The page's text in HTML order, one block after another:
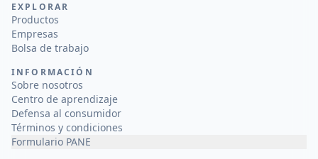
EXPLORAR
Productos
Empresas
Bolsa de trabajo
INFORMACIÓN
Sobre nosotros
Centro de aprendizaje
Defensa al consumidor
Términos y condiciones
Formulario PANE